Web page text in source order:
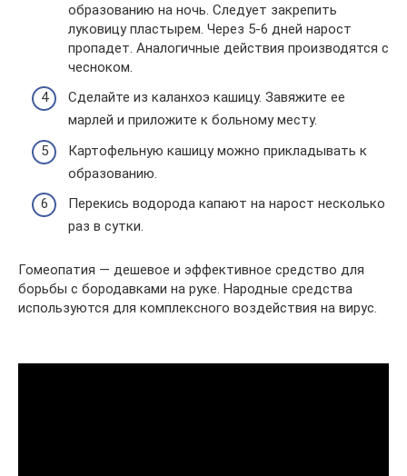
образованию на ночь. Следует закрепить
луковицу пластырем. Через 5-6 дней нарост
пропадет. Аналогичные действия производятся с
чесноком.
Сделайте из каланхоэ кашицу. Завяжите ее
марлей и приложите к больному месту.
Картофельную кашицу можно прикладывать к
образованию.
Перекись водорода капают на нарост несколько
раз в сутки.
Гомеопатия — дешевое и эффективное средство для
борьбы с бородавками на руке. Народные средства
используются для комплексного воздействия на вирус.